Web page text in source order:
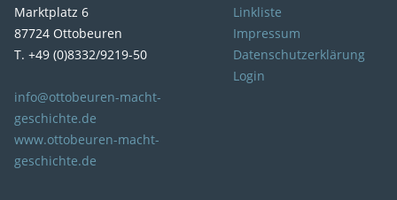
Marktplatz 6
87724 Ottobeuren
T. +49 (0)8332/9219-50
info@ottobeuren-macht-
geschichte.de
www.ottobeuren-macht-
geschichte.de
Linkliste
Impressum
Datenschutzerklärung
Login